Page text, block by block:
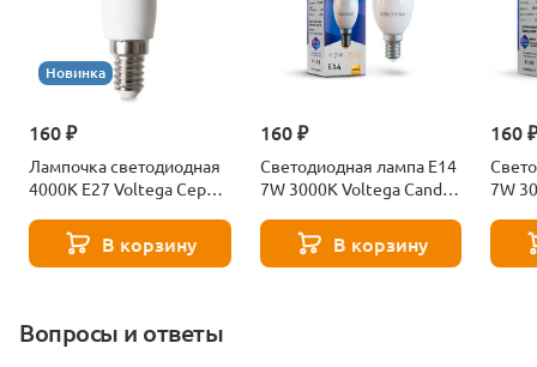
Новинка
160 ₽
Лампочка светодиодная
4000К Е27 Voltega Серия
В корзину
160 ₽
Светодиодная лампа E14
7W 3000K Voltega Candle
В корзину
160
7W
Вопросы и ответы